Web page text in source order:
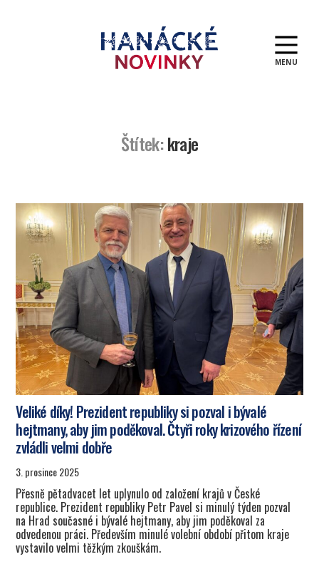
MENU
Štítek:kraje
Veliké díky! Prezident republiky si pozval i bývalé
hejtmany, aby jim poděkoval. Čtyři roky krizového řízení
zvládli velmi dobře
3. prosince 2025
Přesně pětadvacet let uplynulo od založení krajů v České
republice. Prezident republiky Petr Pavel si minulý týden pozval
na Hrad současné i bývalé hejtmany, aby jim poděkoval za
odvedenou práci. Především minulé volební období přitom kraje
vystavilo velmi těžkým zkouškám.